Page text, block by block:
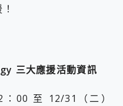
三大應援活動資訊
：00 至 12/31（二）